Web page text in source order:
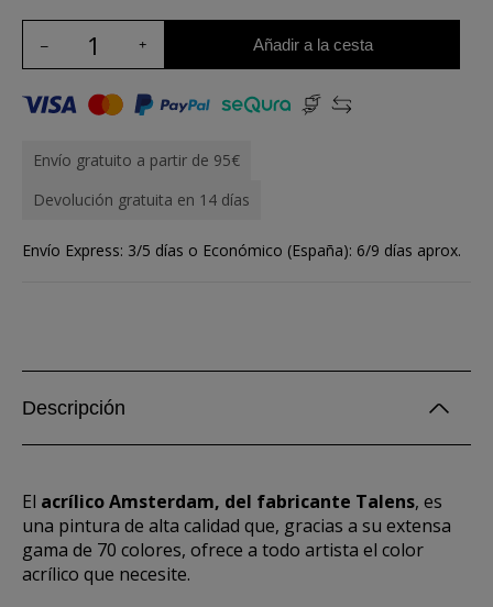
Añadir a la cesta
Envío gratuito a partir de 95€
Devolución gratuita en 14 días
Envío Express: 3/5 días o Económico (España): 6/9 días aprox.
Descripción
El acrílico Amsterdam, del fabricante Talens, es
una pintura de alta calidad que, gracias a su extensa
gama de 70 colores, ofrece a todo artista el color
acrílico que necesite.